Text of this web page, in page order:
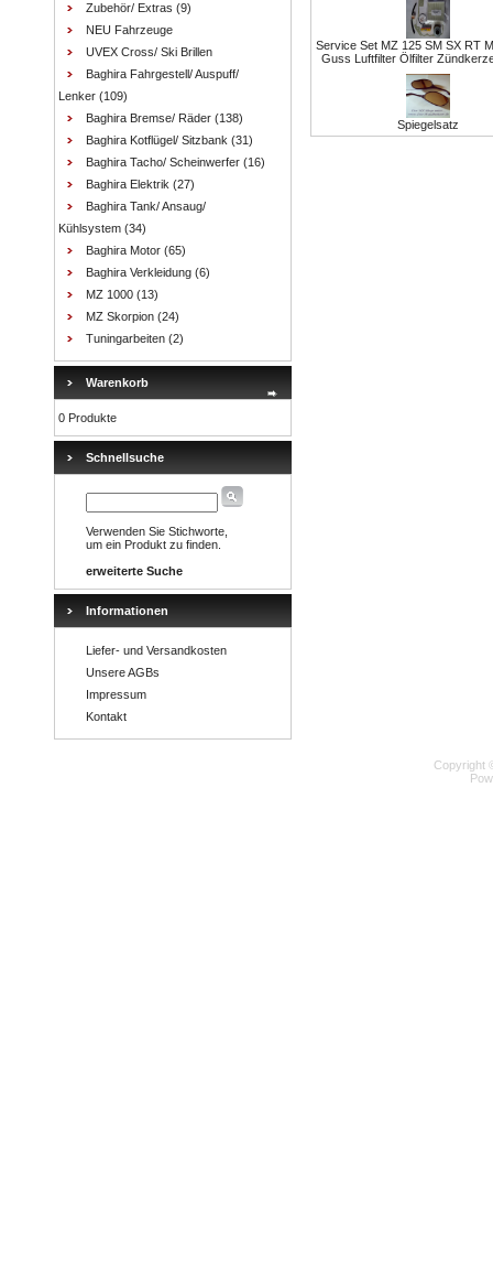
Zubehör/ Extras (9)
NEU Fahrzeuge
UVEX Cross/ Ski Brillen
Baghira Fahrgestell/ Auspuff/
Lenker (109)
Baghira Bremse/ Räder (138)
Baghira Kotflügel/ Sitzbank (31)
Baghira Tacho/ Scheinwerfer (16)
Baghira Elektrik (27)
Baghira Tank/ Ansaug/
Kühlsystem (34)
Baghira Motor (65)
Baghira Verkleidung (6)
MZ 1000 (13)
MZ Skorpion (24)
Tuningarbeiten (2)
Warenkorb
0 Produkte
Schnellsuche
Verwenden Sie Stichworte,
um ein Produkt zu finden.
erweiterte Suche
Informationen
Liefer- und Versandkosten
Unsere AGBs
Impressum
Kontakt
Service Set MZ 125 SM SX RT
Guss Luftfilter Ölfilter
Spiegelsatz
Copyright